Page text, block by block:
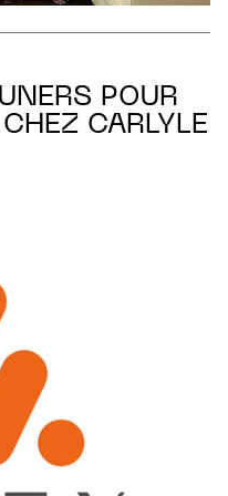
POUR
CARLYLE